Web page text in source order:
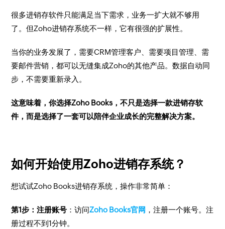
很多进销存软件只能满足当下需求，业务一扩大就不够用
了。但Zoho进销存系统不一样，它有很强的扩展性。
当你的业务发展了，需要CRM管理客户、需要项目管理、需
要邮件营销，都可以无缝集成Zoho的其他产品。数据自动同
步，不需要重新录入。
这意味着，你选择Zoho Books，不只是选择一款进销存软
件，而是选择了一套可以陪伴企业成长的完整解决方案。
如何开始使用Zoho进销存系统？
想试试Zoho Books进销存系统，操作非常简单：
第1步：注册账号 ：访问Zoho Books官网 ，注册一个账号。注
册过程不到1分钟。